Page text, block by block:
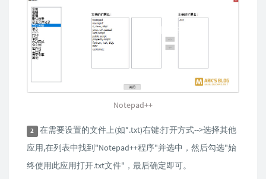
Notepad++
2 在需要设置的文件上(如*.txt)右键:打开方式-->选择其他
应用,在列表中找到"Notepad++程序"并选中，然后勾选"始
终使用此应用打开.txt文件"，最后确定即可。